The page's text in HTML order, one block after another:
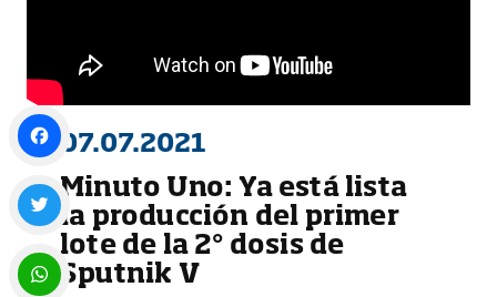
07.07.2021
Minuto Uno: Ya está lista
la producción del primer
lote de la 2° dosis de
Sputnik V
Facebook
Twitter